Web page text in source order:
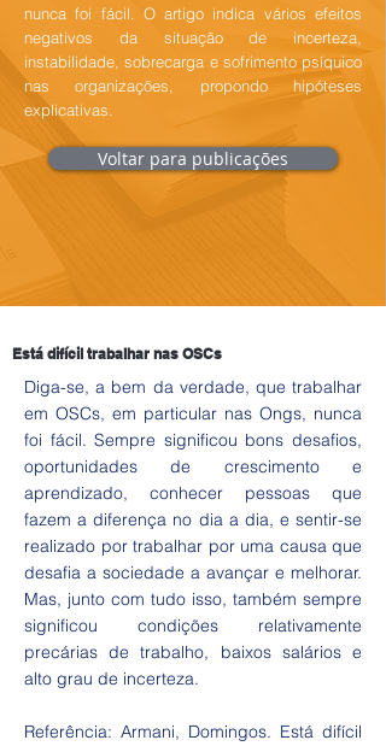
nunca foi fácil. O artigo indica vários efeitos
negativos da situação de incerteza,
instabilidade, sobrecarga e sofrimento psíquico
nas organizações, propondo hipóteses
explicativas.
Voltar para publicações
Está difícil trabalhar nas OSCs
Diga-se, a bem da verdade, que trabalhar
em OSCs, em particular nas Ongs, nunca
foi fácil. Sempre significou bons desafios,
oportunidades de crescimento e
aprendizado, conhecer pessoas que
fazem a diferença no dia a dia, e sentir-se
realizado por trabalhar por uma causa que
desafia a sociedade a avançar e melhorar.
Mas, junto com tudo isso, também sempre
significou condições relativamente
precárias de trabalho, baixos salários e
alto grau de incerteza.
Referência: Armani, Domingos. Está difícil